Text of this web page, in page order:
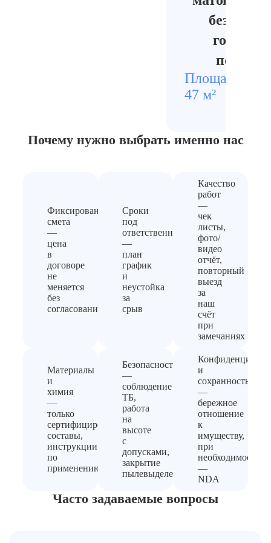
без
готовый
Площадь
47 м²
Почему нужно выбрать именно нас
Фиксированная
смета
—
цена
в
договоре
не
меняется
без
согласования
Сроки
под
ответственность
—
план
график
и
неустойка
за
срыв
Качество
работ
—
чек
листы,
фото/
видео
отчёт,
повторный
выезд
за
наш
счёт
при
замечаниях
Материалы
и
химия
—
только
сертифицированные
составы,
инструкции
по
применению
Безопасность
—
соблюдение
ТБ,
работа
на
высоте
с
допусками,
закрытие
пылевыделения
и
сохранность
—
бережное
отношение
к
имуществу,
при
необходимости
—
NDA
Часто задаваемые вопросы